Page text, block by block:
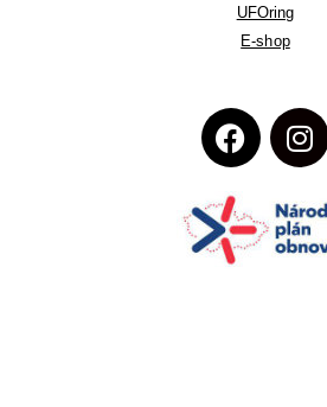
UFOring
E-shop